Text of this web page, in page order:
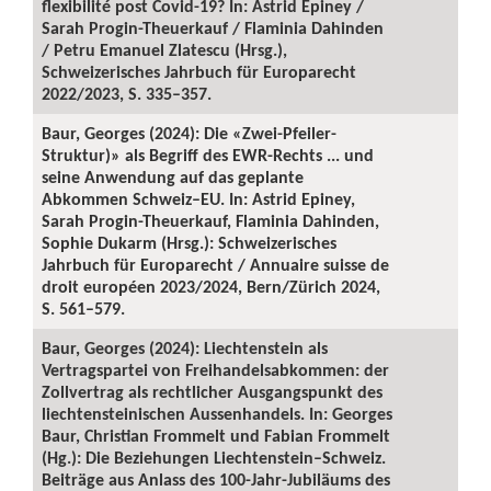
flexibilité post Covid-19? In: Astrid Epiney /
Sarah Progin-Theuerkauf / Flaminia Dahinden
/ Petru Emanuel Zlatescu (Hrsg.),
Schweizerisches Jahrbuch für Europarecht
2022/2023, S. 335–357.
Baur, Georges (2024): Die «Zwei-Pfeiler-
Struktur)» als Begriff des EWR-Rechts ... und
seine Anwendung auf das geplante
Abkommen Schweiz–EU. In: Astrid Epiney,
Sarah Progin-Theuerkauf, Flaminia Dahinden,
Sophie Dukarm (Hrsg.): Schweizerisches
Jahrbuch für Europarecht / Annuaire suisse de
droit européen 2023/2024, Bern/Zürich 2024,
S. 561–579.
Baur, Georges (2024): Liechtenstein als
Vertragspartei von Freihandelsabkommen: der
Zollvertrag als rechtlicher Ausgangspunkt des
liechtensteinischen Aussenhandels. In: Georges
Baur, Christian Frommelt und Fabian Frommelt
(Hg.): Die Beziehungen Liechtenstein–Schweiz.
Beiträge aus Anlass des 100-Jahr-Jubiläums des